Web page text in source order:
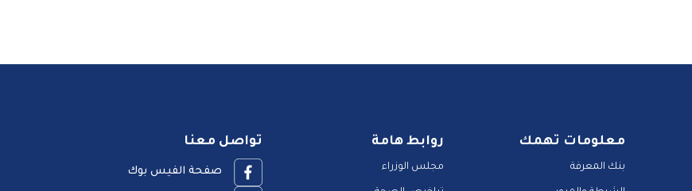
معلومات تهمك
بنك المعرفة
روابط هامة
مجلس الوزراء
تواصل معنا
صفحة الفيس بوك